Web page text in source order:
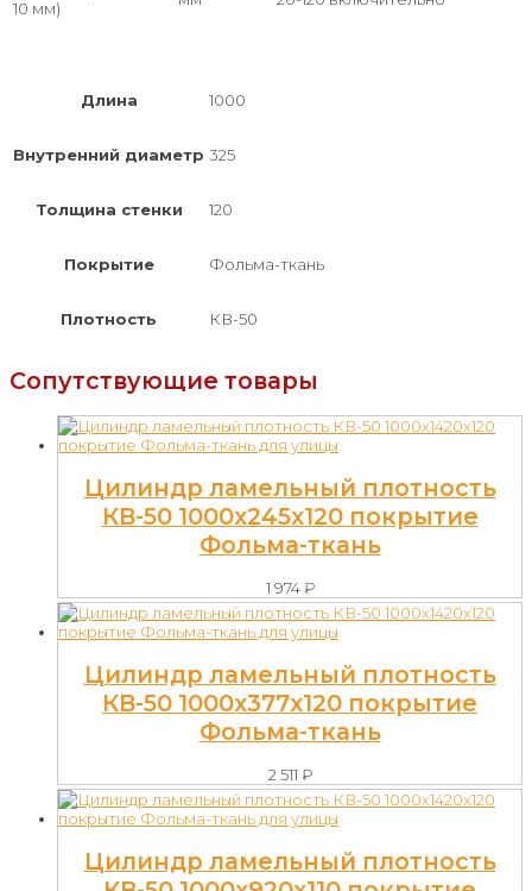
10 мм)
Длина 1000
Внутренний диаметр 325
Толщина стенки 120
Покрытие Фольма-ткань
Плотность КВ-50
Сопутствующие товары
Цилиндр ламельный плотность
КВ-50 1000х245х120 покрытие
Фольма-ткань
1 974₽
Цилиндр ламельный плотность
КВ-50 1000х377х120 покрытие
Фольма-ткань
2 511 ₽
Цилиндр ламельный плотность